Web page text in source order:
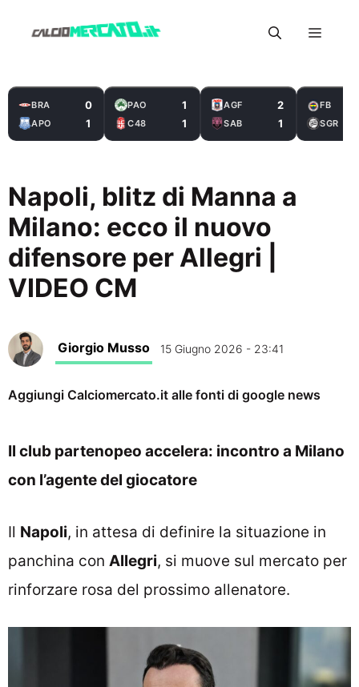
Menu
BRA 0
APO 1
PAO 1
C48 1
AGF 2
SAB 1
FB
SGR
Napoli, blitz di Manna a
Milano: ecco il nuovo
difensore per Allegri |
VIDEO CM
Giorgio Musso 15 Giugno 2026 - 23:41
Aggiungi Calciomercato.it alle fonti di google news
Il club partenopeo accelera: incontro a Milano
con l’agente del giocatore
Il Napoli, in attesa di definire la situazione in
panchina con Allegri, si muove sul mercato per
rinforzare rosa del prossimo allenatore.